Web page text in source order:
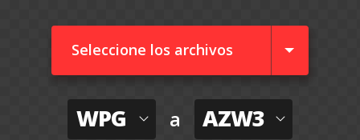
Seleccione los archivos
WPG a AZW3